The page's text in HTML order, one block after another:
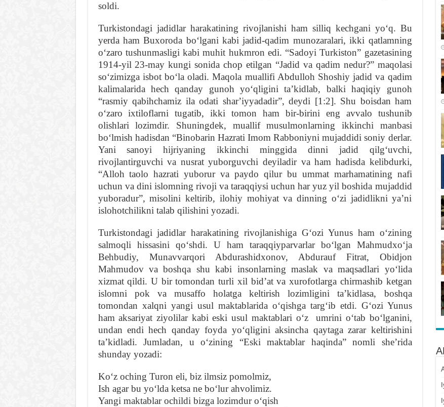
soldi.
Turkistondagi jadidlar harakatining rivojlanishi ham silliq kechgani yoʻq. Bu
yerda ham Buxoroda boʻlgani kabi jadid-qadim munozaralari, ikki qatlamning
oʻzaro tushunmasligi kabi muhit hukmron edi. “Sadoyi Turkiston” gazetasining
1914-yil 23-may kungi sonida chop etilgan “Jadid va qadim nedur?” maqolasi
soʻzimizga isbot boʻla oladi. Maqola muallifi Abdulloh Shoshiy jadid va qadim
kalimalarida hech qanday gunoh yoʻqligini taʼkidlab, balki haqiqiy gunoh
“rasmiy qabihchamiz ila odati sharʼiyyadadir”, deydi [1:2]. Shu boisdan ham
oʻzaro ixtiloflarni tugatib, ikki tomon ham bir-birini eng avvalo tushunib
olishlari lozimdir. Shuningdek, muallif musulmonlarning ikkinchi manbasi
boʻlmish hadisdan “Binobarin Hazrati Imom Rabboniyni mujaddidi soniy derlar.
Yani sanoyi hijriyaning ikkinchi minggida dinni jadid qilgʻuvchi,
rivojlantirguvchi va nusrat yuborguvchi deyiladir va ham hadisda kelibdurki,
“Alloh taolo hazrati yuborur va paydo qilur bu ummat marhamatining nafi
uchun va dini islomning rivoji va taraqqiysi uchun har yuz yil boshida mujaddid
yuboradur”, misolini keltirib, ilohiy mohiyat va dinning oʻzi jadidlikni yaʼni
islohotchilikni talab qilishini yozadi.
Turkistondagi jadidlar harakatining rivojlanishiga Gʻozi Yunus ham oʻzining
salmoqli hissasini qoʻshdi. U ham taraqqiyparvarlar boʻlgan Mahmudxoʻja
Behbudiy, Munavvarqori Abdurashidxonov, Abdurauf Fitrat, Obidjon
Mahmudov va boshqa shu kabi insonlarning maslak va maqsadlari yoʻlida
xizmat qildi. U bir tomondan turli xil bidʼat va xurofotlarga chirmashib ketgan
islomni pok va musaffo holatga keltirish lozimligini taʼkidlasa, boshqa
tomondan xalqni yangi usul maktablarida oʻqishga targʻib etdi. Gʻozi Yunus
ham aksariyat ziyolilar kabi eski usul maktablari oʻz umrini oʻtab boʻlganini,
undan endi hech qanday foyda yoʻqligini aksincha qaytaga zarar keltirishini
taʼkidladi. Jumladan, u oʻzining “Eski maktablar haqinda” nomli sheʼrida
shunday yozadi:
Koʻz oching Turon eli, biz ilmsiz pomolmiz,
Ish agar bu yoʻlda ketsa ne boʻlur ahvolimiz.
Yangi maktablar ochildi bizga lozimdur oʻqish